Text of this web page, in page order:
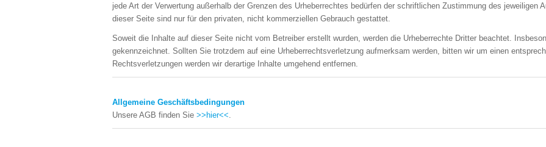
jede Art der Verwertung außerhalb der Grenzen des Urheberrechtes bedürfen der schriftlichen Zustimmung des jeweiligen
dieser Seite sind nur für den privaten, nicht kommerziellen Gebrauch gestattet.
Soweit die Inhalte auf dieser Seite nicht vom Betreiber erstellt wurden, werden die Urheberrechte Dritter beachtet.
gekennzeichnet. Sollten Sie trotzdem auf eine Urheberrechtsverletzung aufmerksam werden, bitten wir um einen
Rechtsverletzungen werden wir derartige Inhalte umgehend entfernen.
Allgemeine Geschäftsbedingungen
Unsere AGB finden Sie>>hier<<.